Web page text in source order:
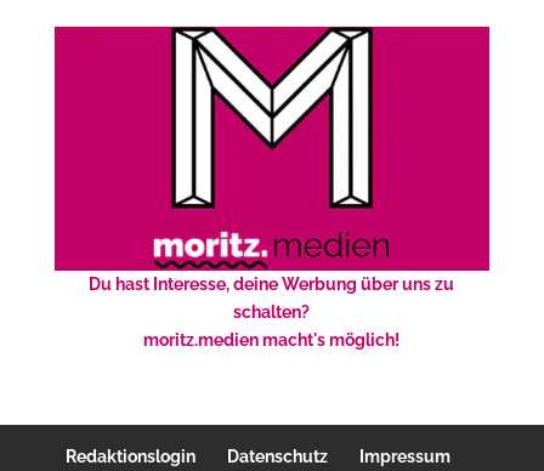
Du hast Interesse, deine Werbung über uns zu
schalten?
moritz.medien macht's möglich!
Redaktionslogin Datenschutz Impressum